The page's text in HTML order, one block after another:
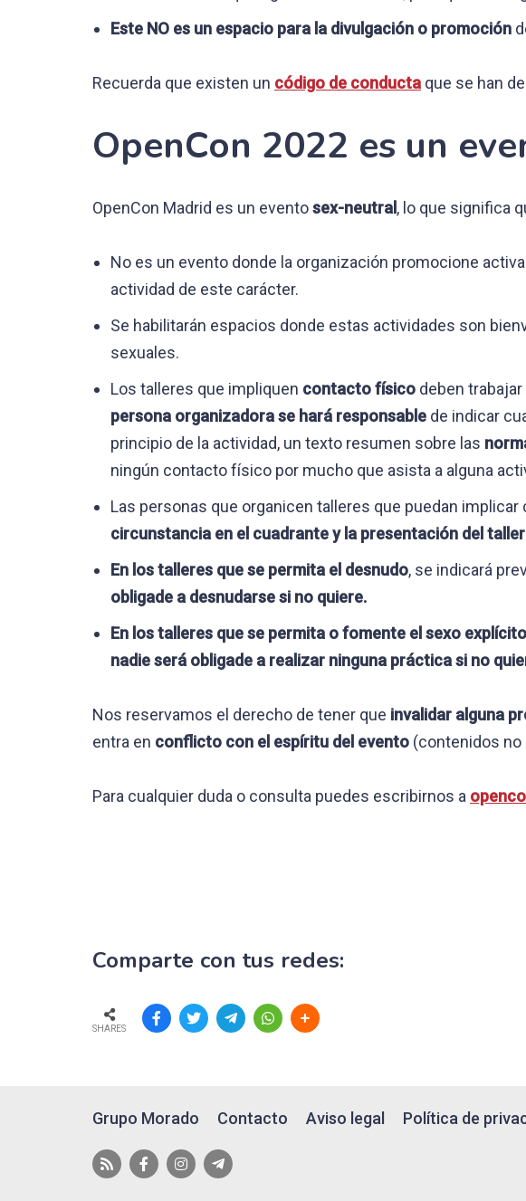
Este NO es un espacio para la divulgación o promoción
Recuerda que existen un código de conducta que se han
OpenCon 2022 es un
OpenCon Madrid es un eventosex-neutral, lo que significa
No es un evento donde la organización promocione
actividad de este carácter.
Se habilitarán espacios donde estas actividades son
sexuales.
Los talleres que impliquen contacto físico deben
persona organizadora se hará responsable de indicar
principio de la actividad, un texto resumen sobre las
ningún contacto físico por mucho que asista a alguna
Las personas que organicen talleres que puedan
circunstancia en el cuadrante y la presentación del taller
En los talleres que se permita el desnudo, se indicará
obligade a desnudarse si no quiere.
En los talleres que se permita o fomente el sexo explícito
nadie será obligade a realizar ninguna práctica si no
Nos reservamos el derecho de tener que invalidar alguna
entra en conflicto con el espíritu del evento (contenidos no
Para cualquier duda o consulta puedes escribirnos a
Comparte con tus redes:
SHARES
Grupo Morado Contacto Aviso legal Política de